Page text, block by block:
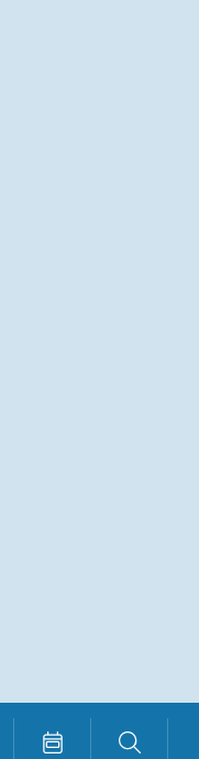
redactie
Ingezonden
RTV NOF Vrijwilliger